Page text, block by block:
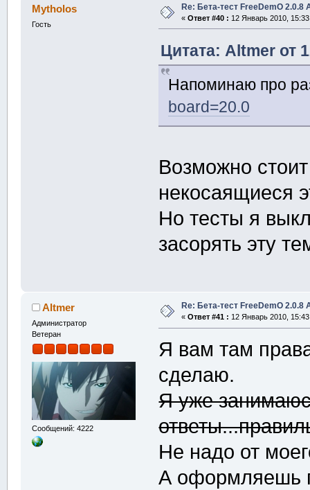
Mytholos
Гость
Re: Бета-тест FreeDemO 2.0.8
« Ответ #40 : 12 Январь 2010,
Цитата: Altmer от
Напоминаю про
board=20.0
Возможно
некосаящиеся
Но тесты я
засорять эту
Altmer
Администратор
Ветеран
Сообщений: 4222
Re: Бета-тест FreeDemO 2.0.8
« Ответ #41 : 12 Январь 2010,
Я вам там
сделаю.
Я уже
Не надо от
А оформляешь